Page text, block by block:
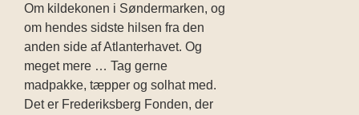
Om kildekonen i Søndermarken, og
om hendes sidste hilsen fra den
anden side af Atlanterhavet. Og
meget mere … Tag gerne
madpakke, tæpper og solhat med.
Det er Frederiksberg Fonden, der